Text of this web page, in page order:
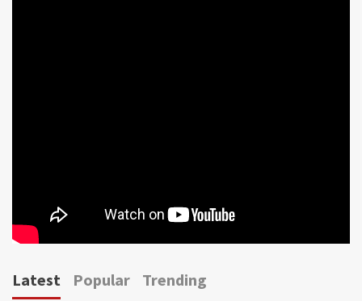
Latest Popular Trending